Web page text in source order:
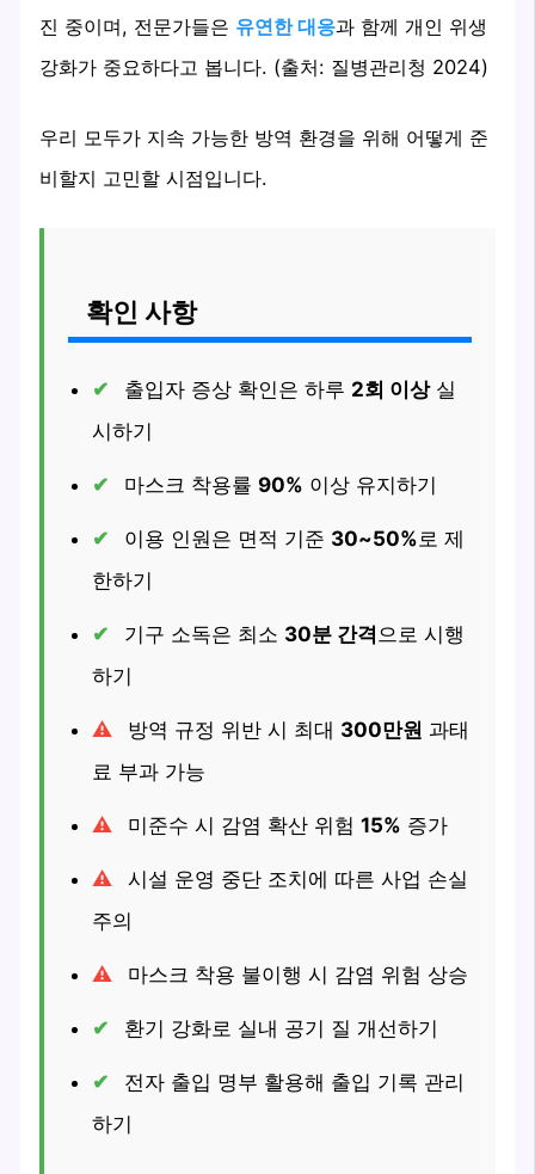
진 중이며, 전문가들은 유연한 대응과 함께 개인 위생
강화가 중요하다고 봅니다. (출처: 질병관리청 2024)
우리 모두가 지속 가능한 방역 환경을 위해 어떻게 준
비할지 고민할 시점입니다.
확인 사항
출입자 증상 확인은 하루 2회 이상실
시하기
마스크 착용률90% 이상 유지하기
이용 인원은 면적 기준 30~50% 로 제
한하기
기구 소독은 최소 30분 간격 으로 시행
하기
방역 규정 위반 시 최대 300만원 과태
료 부과 가능
미준수 시 감염 확산 위험15% 증가
시설 운영 중단 조치에 따른 사업 손실
주의
마스크 착용 불이행 시 감염 위험 상승
환기 강화로 실내 공기 질 개선하기
전자 출입 명부 활용해 출입 기록 관리
하기